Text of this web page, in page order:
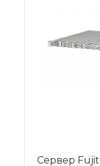
Сервер